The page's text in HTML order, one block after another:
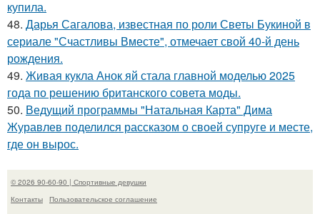
купила.
48. Дарья Сагалова, известная по роли Светы Букиной в
сериале "Счастливы Вместе", отмечает свой 40-й день
рождения.
49. Живая кукла Анок яй стала главной моделью 2025
года по решению британского совета моды.
50. Ведущий программы "Натальная Карта" Дима
Журавлев поделился рассказом о своей супруге и месте,
где он вырос.
© 2026 90-60-90 | Спортивные девушки
Контакты
Пользовательское соглашение